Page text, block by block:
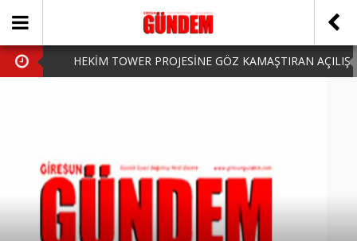
HEKİM TOWER PROJESİNE GÖZ KAMAŞTIRAN AÇILIŞ
HARUN CİCİ: VİDEOYU GÖRÜNCE GÖZLERİM DOLDU